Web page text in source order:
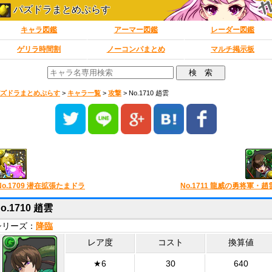
パズドラまとめぷらす
キャラ図鑑 アーマー図鑑 レーダー図鑑
ゲリラ時間割 ノーコンパまとめ マルチ掲示板
ドラまとめぷらす > キャラ一覧 > 攻撃 > No.1710 趙雲
潜在拡張たまドラ No.1711 龍威の勇将軍・趙
趙雲
ーズ： 降臨
レア度 コスト 換算値
★6 30 640